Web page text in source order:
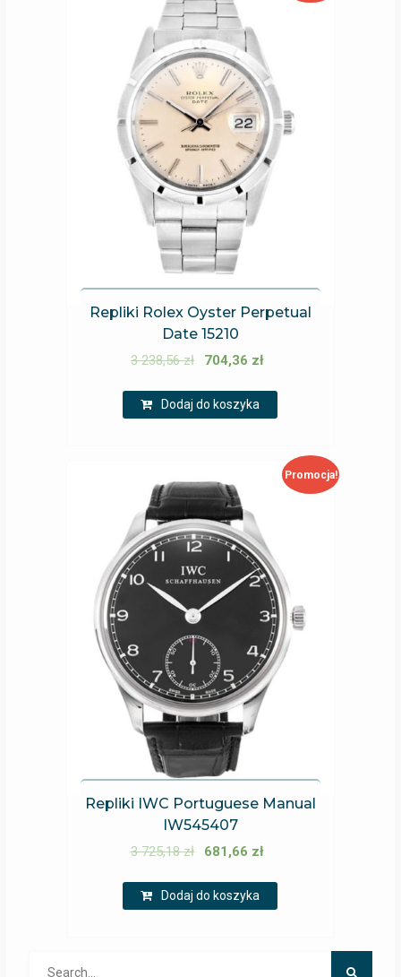
Repliki Rolex Oyster Perpetual
Date 15210
3 238,56zł 704,36 zł
Dodaj do koszyka
Promocja!
Repliki IWC Portuguese Manual
IW545407
3 725,18zł 681,66 zł
Dodaj do koszyka